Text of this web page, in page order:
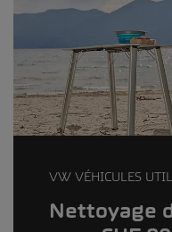
VW VÉHICULES
Nettoyage